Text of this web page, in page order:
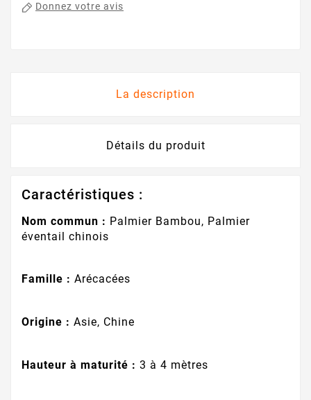
Donnez votre avis
La description
Détails du produit
Caractéristiques :
Nom commun : Palmier Bambou, Palmier
éventail chinois
Famille : Arécacées
Origine : Asie, Chine
Hauteur à maturité : 3 à 4 mètres